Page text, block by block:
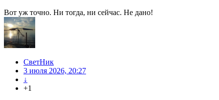
Вот уж точно. Ни тогда, ни сейчас. Не дано!
СветНик
3 июля 2026, 20:27
↓
+1